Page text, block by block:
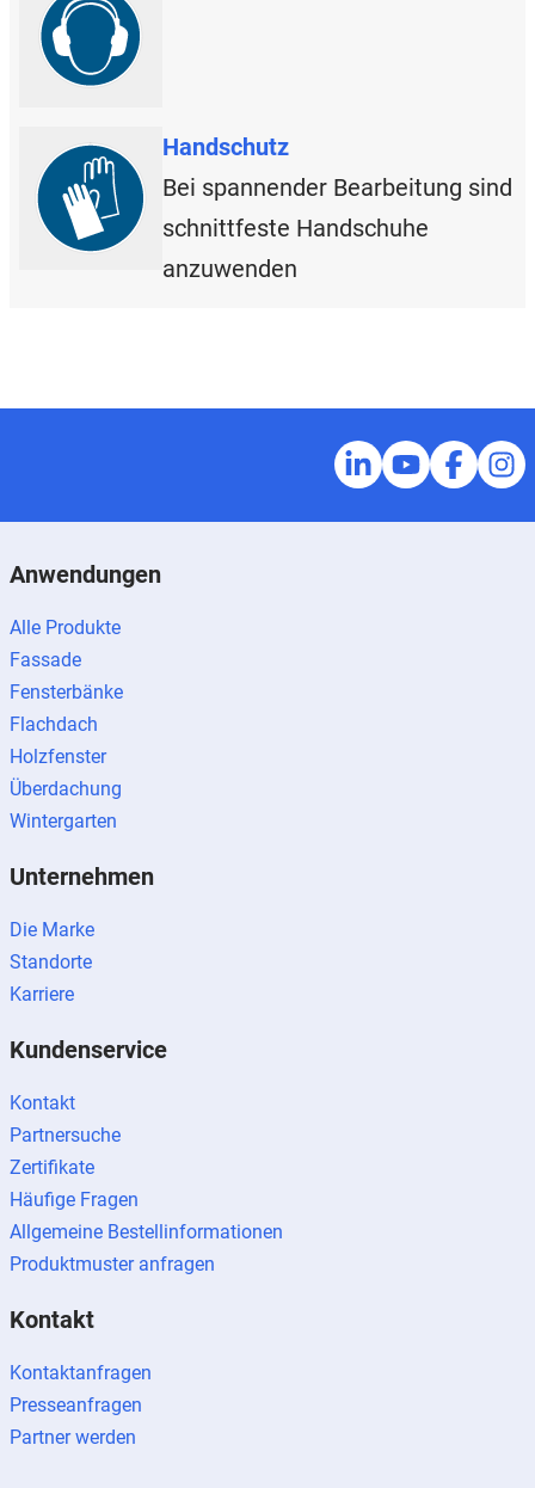
Handschutz
Bei spannender Bearbeitung sind
schnittfeste Handschuhe
anzuwenden
Anwendungen
Alle Produkte
Fassade
Fensterbänke
Flachdach
Holzfenster
Überdachung
Wintergarten
Unternehmen
Die Marke
Standorte
Karriere
Kundenservice
Kontakt
Partnersuche
Zertifikate
Häufige Fragen
Allgemeine Bestellinformationen
Produktmuster anfragen
Kontakt
Kontaktanfragen
Presseanfragen
Partner werden